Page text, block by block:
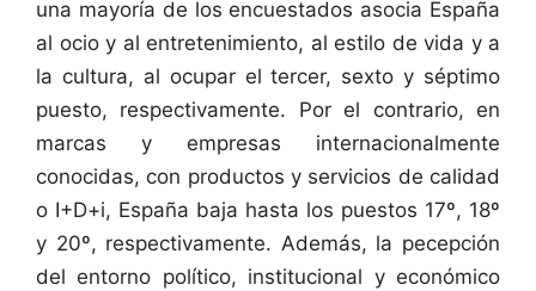
una mayoría de los encuestados asocia España
al ocio y al entretenimiento, al estilo de vida y a
la cultura, al ocupar el tercer, sexto y séptimo
puesto, respectivamente. Por el contrario, en
marcas y empresas internacionalmente
conocidas, con productos y servicios de calidad
o I+D+i, España baja hasta los puestos 17º, 18º
y 20º, respectivamente. Además, la pecepción
del entorno político, institucional y económico